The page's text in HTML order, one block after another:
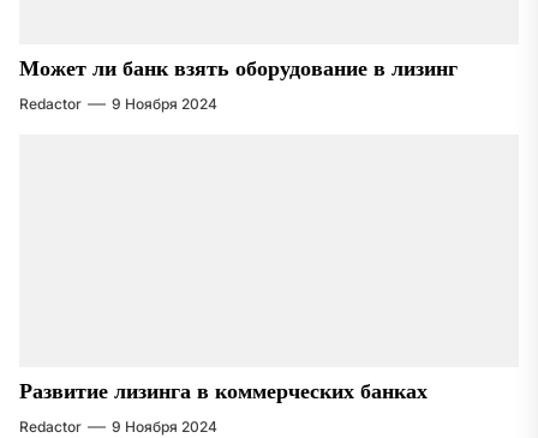
Может ли банк взять оборудование в лизинг
Redactor 9 Ноября 2024
Развитие лизинга в коммерческих банках
Redactor 9 Ноября 2024